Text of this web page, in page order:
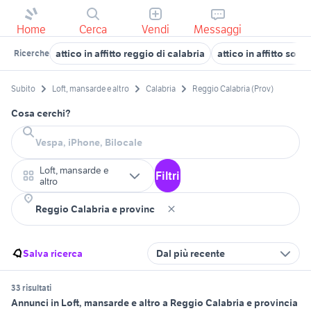
Home Cerca Vendi Messaggi
Ricerche attico in affitto reggio di calabria attico in affitto
Subito Loft, mansarde e altro Calabria Reggio Calabria (Prov)
Cosa cerchi?
Loft, mansarde e
altro
Filtri
Salva ricerca Dal più recente
33 risultati
Annunci in Loft, mansarde e altro a Reggio Calabria e provincia